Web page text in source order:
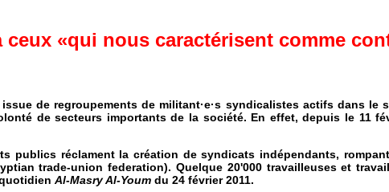
«qui nous caractérisent comme
de regroupements de militant·e·s syndicalistes actifs dans le
de secteurs importants de la société. En effet, depuis le 11
publics réclament la création de syndicats indépendants,
trade-union federation). Quelque 20'000 travailleuses et
Al-Masry Al-Youm du 24 février 2011.